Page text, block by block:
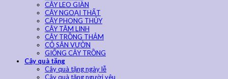
CÂY LEO GIÀN
CÂY NGOẠI THẤT
CÂY PHONG THỦY
CÂY TÂM LINH
CÂY TRỒNG THẢM
CỎ SÂN VƯỜN
GIỐNG CÂY TRỒNG
Cây quà tặng
Cây quà tặng ngày lễ
Cây quà tặng người yêu